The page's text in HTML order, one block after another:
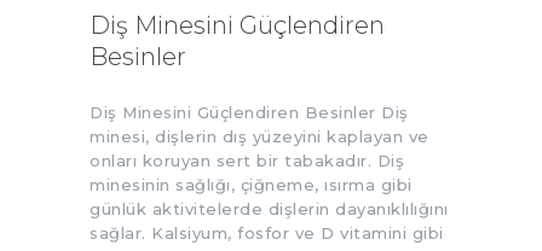
Diş Minesini Güçlendiren
Besinler
Diş Minesini Güçlendiren Besinler Diş
minesi, dişlerin dış yüzeyini kaplayan ve
onları koruyan sert bir tabakadır. Diş
minesinin sağlığı, çiğneme, ısırma gibi
günlük aktivitelerde dişlerin dayanıklılığını
sağlar. Kalsiyum, fosfor ve D vitamini gibi